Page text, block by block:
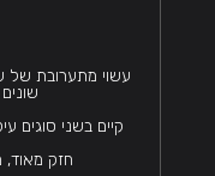
עשוי מתערובת של
קיים בשני סוגים
חזק מאוד,